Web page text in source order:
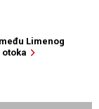
Limenog